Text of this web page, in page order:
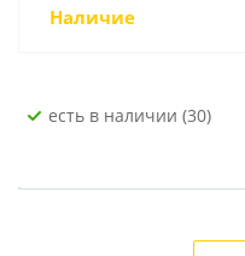
Наличие
Есть в наличии (30)